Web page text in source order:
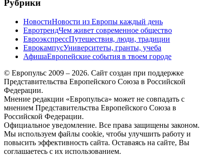
Рубрики
НовостиНовости из Европы каждый день
ЕвротрендЧем живет современное общество
ЕвроэкспрессПутешествия, люди, традиции
ЕврокампусУниверситеты, гранты, учеба
АфишаЕвропейские события в твоем городе
© Европульс 2009 – 2026. Сайт создан при поддержке
Представительства Европейского Союза в Российской
Федерации.
Мнение редакции «Европульса» может не совпадать с
мнением Представительства Европейского Союза в
Российской Федерации.
Официальное уведомление. Все права защищены законом.
Мы используем файлы cookie, чтобы улучшить работу и
повысить эффективность сайта. Оставаясь на сайте, Вы
соглашаетесь с их использованием.